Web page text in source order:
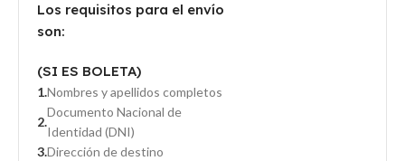
Los requisitos para el envío
son:
(SI ES BOLETA)
Nombres y apellidos completos
Documento Nacional de
Identidad (DNI)
Dirección de destino